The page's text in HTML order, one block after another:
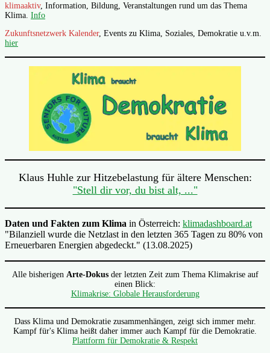
klimaaktiv, Information, Bildung, Veranstaltungen rund um das Thema
Klima. Info
Zukunftsnetzwerk Kalender, Events zu Klima, Soziales, Demokratie u.v.m.
hier
Klaus Huhle zur Hitzebelastung für ältere Menschen:
"Stell dir vor, du bist alt, ..."
Daten und Fakten zum Klima in Österreich: klimadashboard.at
"Bilanziell wurde die Netzlast in den letzten 365 Tagen zu 80% von
Erneuerbaren Energien abgedeckt." (13.08.2025)
Alle bisherigen Arte-Dokusder letzten Zeit zum Thema Klimakrise auf
einen Blick:
Klimakrise: Globale Herausforderung
Dass Klima und Demokratie zusammenhängen, zeigt sich immer mehr.
Kampf für's Klima heißt daher immer auch Kampf für die Demokratie.
Plattform für Demokratie & Respekt